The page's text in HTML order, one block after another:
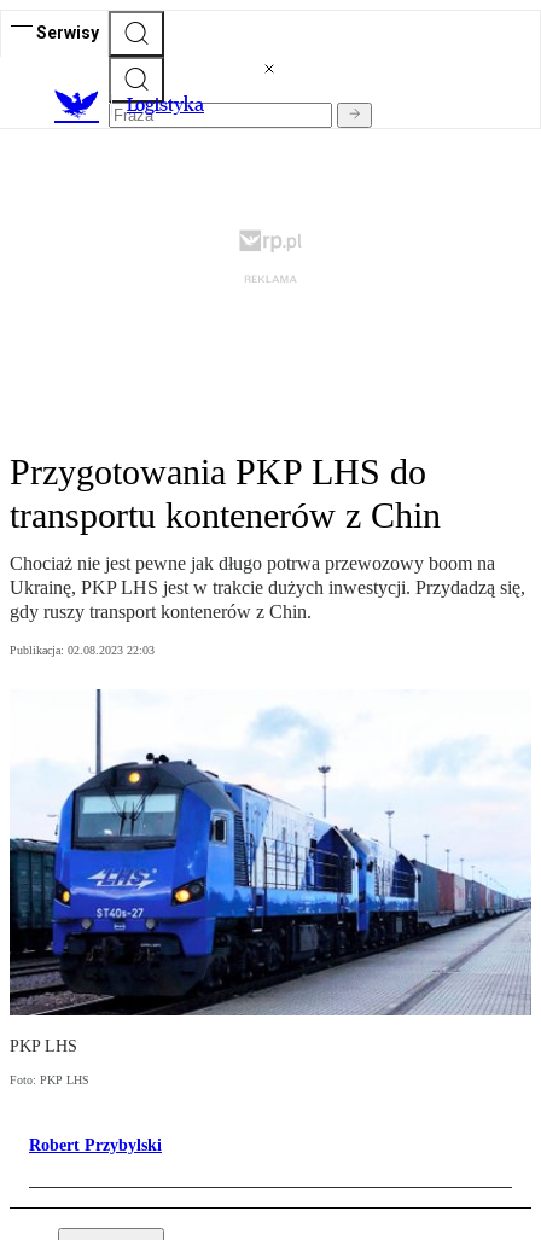
Serwisy
Logistyka
Przygotowania PKP LHS do
transportu kontenerów z Chin
Chociaż nie jest pewne jak długo potrwa przewozowy boom na
Ukrainę, PKP LHS jest w trakcie dużych inwestycji. Przydadzą się,
gdy ruszy transport kontenerów z Chin.
Publikacja: 02.08.2023 22:03
PKP LHS
Foto: PKP LHS
Robert Przybylski